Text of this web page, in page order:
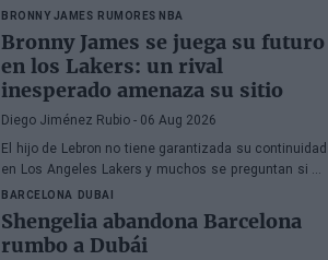
franquicias candidatas a tres.
BRONNY JAMES RUMORES NBA
Bronny James se juega su futuro
en los Lakers: un rival
inesperado amenaza su sitio
Diego Jiménez Rubio - 06 Aug 2026
El hijo de Lebron no tiene garantizada su continuidad
en Los Angeles Lakers y muchos se preguntan si ha
hecho méritos para seguir en la NBA.
BARCELONA DUBAI
Shengelia abandona Barcelona
rumbo a Dubái